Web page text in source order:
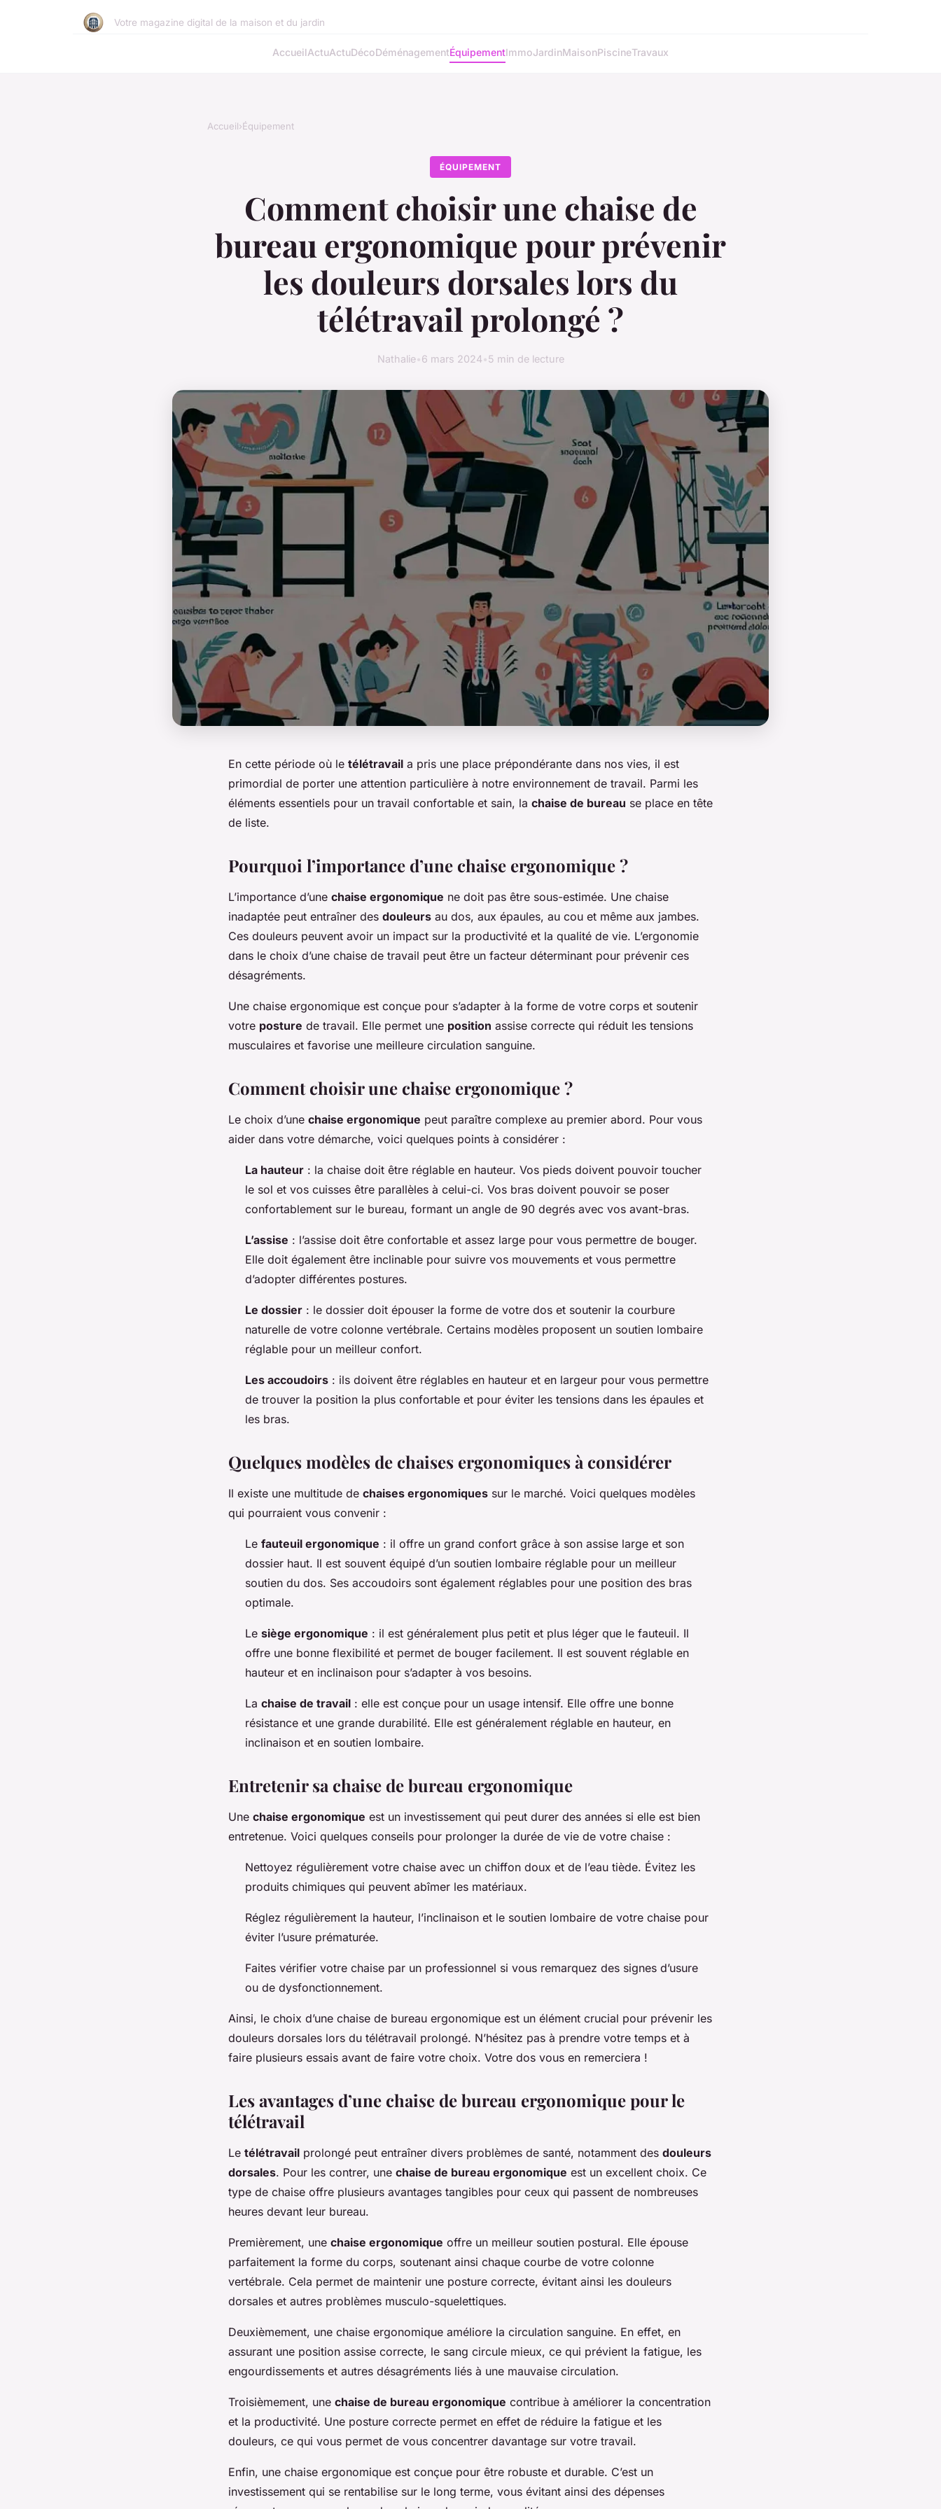
Votre magazine digital de la maison et du jardin
AccueilActuActuDécoDéménagementÉquipementImmoJardinMaisonPiscineTravaux
Accueil›Équipement
ÉQUIPEMENT
Comment choisir une chaise de
bureau ergonomique pour prévenir
les douleurs dorsales lors du
télétravail prolongé ?
Nathalie•6 mars 2024•5 min de lecture
En cette période où le télétravail a pris une place prépondérante dans nos vies, il est
primordial de porter une attention particulière à notre environnement de travail. Parmi les
éléments essentiels pour un travail confortable et sain, la chaise de bureau se place en tête
de liste.
Pourquoi l’importance d’une chaise ergonomique ?
L’importance d’une chaise ergonomique ne doit pas être sous-estimée. Une chaise
inadaptée peut entraîner des douleurs au dos, aux épaules, au cou et même aux jambes.
Ces douleurs peuvent avoir un impact sur la productivité et la qualité de vie. L’ergonomie
dans le choix d’une chaise de travail peut être un facteur déterminant pour prévenir ces
désagréments.
Une chaise ergonomique est conçue pour s’adapter à la forme de votre corps et soutenir
votre posture de travail. Elle permet une position assise correcte qui réduit les tensions
musculaires et favorise une meilleure circulation sanguine.
Comment choisir une chaise ergonomique ?
Le choix d’une chaise ergonomique peut paraître complexe au premier abord. Pour vous
aider dans votre démarche, voici quelques points à considérer :
La hauteur : la chaise doit être réglable en hauteur. Vos pieds doivent pouvoir toucher
le sol et vos cuisses être parallèles à celui-ci. Vos bras doivent pouvoir se poser
confortablement sur le bureau, formant un angle de 90 degrés avec vos avant-bras.
L’assise : l’assise doit être confortable et assez large pour vous permettre de bouger.
Elle doit également être inclinable pour suivre vos mouvements et vous permettre
d’adopter différentes postures.
Le dossier : le dossier doit épouser la forme de votre dos et soutenir la courbure
naturelle de votre colonne vertébrale. Certains modèles proposent un soutien lombaire
réglable pour un meilleur confort.
Les accoudoirs : ils doivent être réglables en hauteur et en largeur pour vous permettre
de trouver la position la plus confortable et pour éviter les tensions dans les épaules et
les bras.
Quelques modèles de chaises ergonomiques à considérer
Il existe une multitude de chaises ergonomiques sur le marché. Voici quelques modèles
qui pourraient vous convenir :
Le fauteuil ergonomique : il offre un grand confort grâce à son assise large et son
dossier haut. Il est souvent équipé d’un soutien lombaire réglable pour un meilleur
soutien du dos. Ses accoudoirs sont également réglables pour une position des bras
optimale.
Le siège ergonomique : il est généralement plus petit et plus léger que le fauteuil. Il
offre une bonne flexibilité et permet de bouger facilement. Il est souvent réglable en
hauteur et en inclinaison pour s’adapter à vos besoins.
La chaise de travail : elle est conçue pour un usage intensif. Elle offre une bonne
résistance et une grande durabilité. Elle est généralement réglable en hauteur, en
inclinaison et en soutien lombaire.
Entretenir sa chaise de bureau ergonomique
Une chaise ergonomique est un investissement qui peut durer des années si elle est bien
entretenue. Voici quelques conseils pour prolonger la durée de vie de votre chaise :
Nettoyez régulièrement votre chaise avec un chiffon doux et de l’eau tiède. Évitez les
produits chimiques qui peuvent abîmer les matériaux.
Réglez régulièrement la hauteur, l’inclinaison et le soutien lombaire de votre chaise pour
éviter l’usure prématurée.
Faites vérifier votre chaise par un professionnel si vous remarquez des signes d’usure
ou de dysfonctionnement.
Ainsi, le choix d’une chaise de bureau ergonomique est un élément crucial pour prévenir les
douleurs dorsales lors du télétravail prolongé. N’hésitez pas à prendre votre temps et à
faire plusieurs essais avant de faire votre choix. Votre dos vous en remerciera !
Les avantages d’une chaise de bureau ergonomique pour le
télétravail
Le télétravail prolongé peut entraîner divers problèmes de santé, notamment des douleurs
dorsales. Pour les contrer, une chaise de bureau ergonomique est un excellent choix. Ce
type de chaise offre plusieurs avantages tangibles pour ceux qui passent de nombreuses
heures devant leur bureau.
Premièrement, une chaise ergonomique offre un meilleur soutien postural. Elle épouse
parfaitement la forme du corps, soutenant ainsi chaque courbe de votre colonne
vertébrale. Cela permet de maintenir une posture correcte, évitant ainsi les douleurs
dorsales et autres problèmes musculo-squelettiques.
Deuxièmement, une chaise ergonomique améliore la circulation sanguine. En effet, en
assurant une position assise correcte, le sang circule mieux, ce qui prévient la fatigue, les
engourdissements et autres désagréments liés à une mauvaise circulation.
Troisièmement, une chaise de bureau ergonomique contribue à améliorer la concentration
et la productivité. Une posture correcte permet en effet de réduire la fatigue et les
douleurs, ce qui vous permet de vous concentrer davantage sur votre travail.
Enfin, une chaise ergonomique est conçue pour être robuste et durable. C’est un
investissement qui se rentabilise sur le long terme, vous évitant ainsi des dépenses